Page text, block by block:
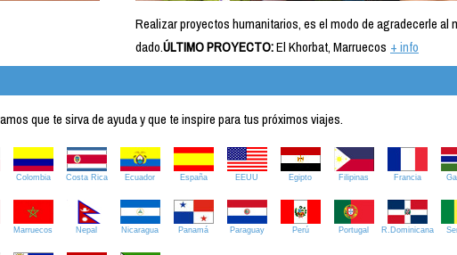
Realizar proyectos humanitarios, es el modo de agradecerle al
dado.ÚLTIMO PROYECTO:El Khorbat, Marruecos + info
que te sirva de ayuda y que te inspire para tus próximos viajes.
Colombia Costa Rica Ecuador España EEUU Egipto Filipinas Francia
Marruecos Nepal Nicaragua Panamá Paraguay Perú Portugal R.Dominicana